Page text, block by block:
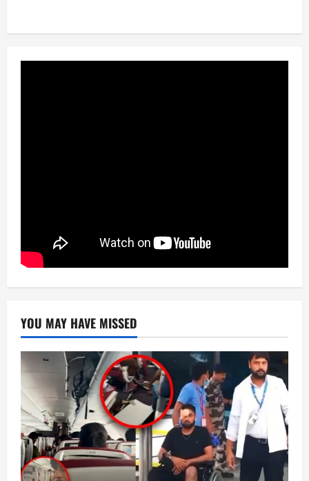
YOU MAY HAVE MISSED